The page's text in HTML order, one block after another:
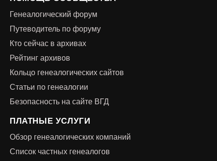
Генеалогический форум
Путеводитель по форуму
Кто сейчас в архивах
Рейтинг архивов
Кольцо генеалогических сайтов
Статьи по генеалогии
Безопасность на сайте ВГД
ПЛАТНЫЕ УСЛУГИ
Обзор генеалогических компаний
Список частных генеалогов